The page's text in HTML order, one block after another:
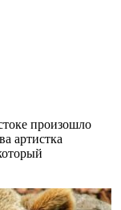
произошло
артистка